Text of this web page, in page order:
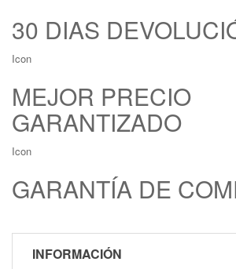
30 DIAS
Icon
MEJOR PRECIO
GARANTIZADO
Icon
GARANTÍA DE
INFORMACIÓN